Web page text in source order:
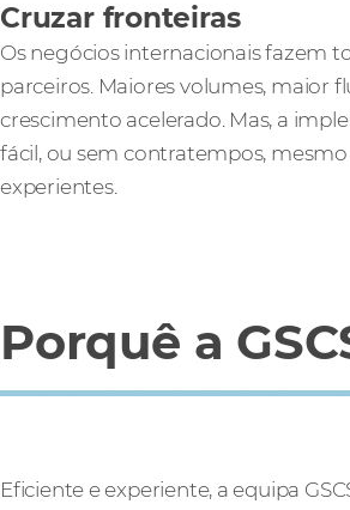
Cruzar fronteiras
Os negócios internacionais fazem
parceiros. Maiores volumes, maior
crescimento acelerado. Mas, a
fácil, ou sem contratempos,
experientes.
Porquê a
Eficiente e experiente, a equipa